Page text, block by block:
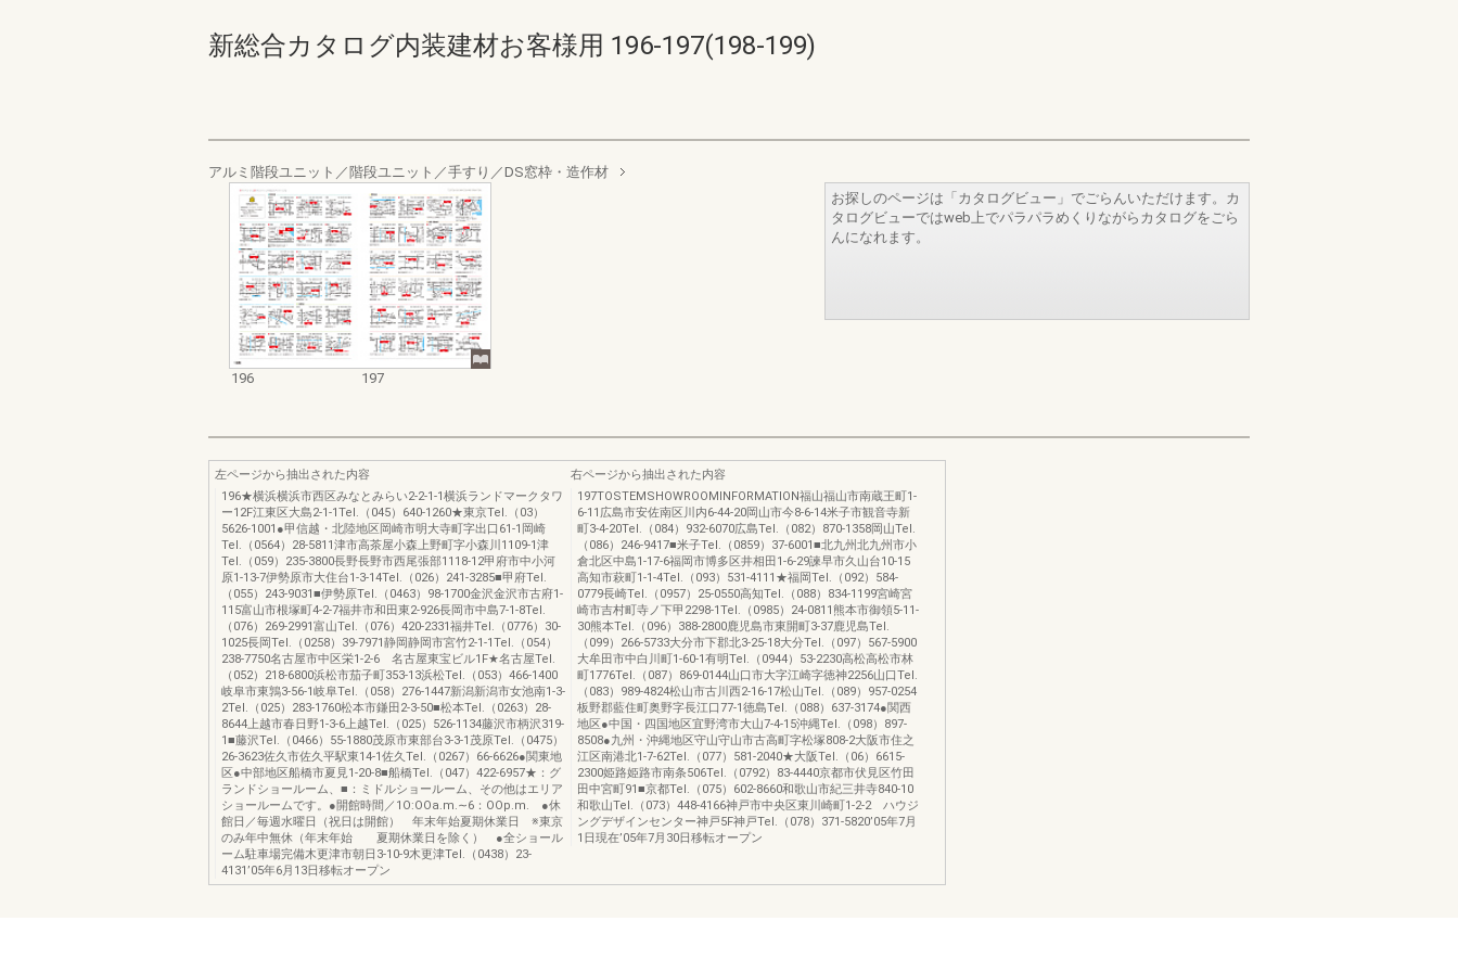
新総合カタログ内装建材お客様用 196-197(198-199)
アルミ階段ユニット／階段ユニット／手すり／DS窓枠・造作材
196 197
お探しのページは「カタログビュー」でごらんいただけます。カ
タログビューではweb上でパラパラめくりながらカタログをごら
んになれます。
左ページから抽出された内容
196★横浜横浜市西区みなとみらい2-2-1-1横浜ランドマークタワ
ー12F江東区大島2-1-1Tel.（045）640-1260★東京Tel.（03）
5626-1001●甲信越・北陸地区岡崎市明大寺町字出口61-1岡崎
Tel.（0564）28-5811津市高茶屋小森上野町字小森川1109-1津
Tel.（059）235-3800長野長野市西尾張部1118-12甲府市中小河
原1-13-7伊勢原市大住台1-3-14Tel.（026）241-3285■甲府Tel.
（055）243-9031■伊勢原Tel.（0463）98-1700金沢金沢市古府1-
115富山市根塚町4-2-7福井市和田東2-926長岡市中島7-1-8Tel.
（076）269-2991富山Tel.（076）420-2331福井Tel.（0776）30-
1025長岡Tel.（0258）39-7971静岡静岡市宮竹2-1-1Tel.（054）
238-7750名古屋市中区栄1-2-6 名古屋東宝ビル1F★名古屋Tel.
（052）218-6800浜松市茄子町353-13浜松Tel.（053）466-1400
岐阜市東鶉3-56-1岐阜Tel.（058）276-1447新潟新潟市女池南1-3-
2Tel.（025）283-1760松本市鎌田2-3-50■松本Tel.（0263）28-
8644上越市春日野1-3-6上越Tel.（025）526-1134藤沢市柄沢319-
1■藤沢Tel.（0466）55-1880茂原市東部台3-3-1茂原Tel.（0475）
26-3623佐久市佐久平駅東14-1佐久Tel.（0267）66-6626●関東地
区●中部地区船橋市夏見1-20-8■船橋Tel.（047）422-6957★：グ
ランドショールーム、■：ミドルショールーム、その他はエリア
ショールームです。●開館時間／1O:OOa.m.∼6：OOp.m. ●休
館日／毎週水曜日（祝日は開館） 年末年始夏期休業日 ※東京
のみ年中無休（年末年始 夏期休業日を除く） ●全ショール
ーム駐車場完備木更津市朝日3-10-9木更津Tel.（0438）23-
4131’05年6月13日移転オープン
右ページから抽出された内容
197TOSTEMSHOWROOMINFORMATION福山福山市南蔵王町1-
6-11広島市安佐南区川内6-44-20岡山市今8-6-14米子市観音寺新
町3-4-20Tel.（084）932-6070広島Tel.（082）870-1358岡山Tel.
（086）246-9417■米子Tel.（0859）37-6001■北九州北九州市小
倉北区中島1-17-6福岡市博多区井相田1-6-29諫早市久山台10-15
高知市萩町1-1-4Tel.（093）531-4111★福岡Tel.（092）584-
0779長崎Tel.（0957）25-0550高知Tel.（088）834-1199宮崎宮
崎市吉村町寺ノ下甲2298-1Tel.（0985）24-0811熊本市御領5-11-
30熊本Tel.（096）388-2800鹿児島市東開町3-37鹿児島Tel.
（099）266-5733大分市下郡北3-25-18大分Tel.（097）567-5900
大牟田市中白川町1-60-1有明Tel.（0944）53-2230高松高松市林
町1776Tel.（087）869-0144山口市大字江崎字徳神2256山口Tel.
（083）989-4824松山市古川西2-16-17松山Tel.（089）957-0254
板野郡藍住町奥野字長江口77-1徳島Tel.（088）637-3174●関西
地区●中国・四国地区宜野湾市大山7-4-15沖縄Tel.（098）897-
8508●九州・沖縄地区守山守山市古高町字松塚808-2大阪市住之
江区南港北1-7-62Tel.（077）581-2040★大阪Tel.（06）6615-
2300姫路姫路市南条506Tel.（0792）83-4440京都市伏見区竹田
田中宮町91■京都Tel.（075）602-8660和歌山市紀三井寺840-10
和歌山Tel.（073）448-4166神戸市中央区東川崎町1-2-2 ハウジ
ングデザインセンター神戸5F神戸Tel.（078）371-5820’05年7月
1日現在’05年7月30日移転オープン